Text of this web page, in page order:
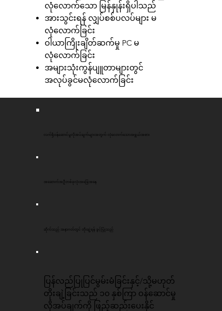
လုံလောက်သော မြန်နှုန်းရှိပါသည်
အားသွင်းရန် လျှပ်စစ်ပလပ်များ မ
လုံလောက်ခြင်း
ဝါယာကြိုးချိတ်ဆက်မှု PC မ
လုံလောက်ခြင်း
အများသုံးကွန်ပျူတာများတွင်
အလုပ်ခွင်မလုံလောက်ခြင်း
လက်ရှိဝန်ဆောင်မှုလိုအပ်ချက်များအတွက် လုံလောက်သောအရွယ်အစား
အဆောက်အဦတစ်ခုလုံးအခြေအနေ
ဆိုက်သည် အနာဂတ်တွင် တိုးချဲ့ရန် ခွင့်ပြုသည်
ပြန်လည်ပြုပြင်မွမ်းမံခြင်းနှင့်/သို့မဟုတ်
တိုးချဲ့ခြင်းသည် ၁၀ နှစ်ကြာ ဝန်ဆောင်မှု
လိုအပ်ချက်ကို ဖြည့်ဆည်းပေးနိုင်